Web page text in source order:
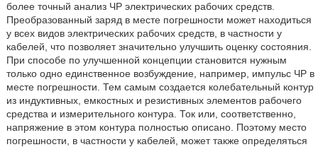
более точный анализ ЧР электрических рабочих средств.
Преобразованный заряд в месте погрешности может находиться
у всех видов электрических рабочих средств, в частности у
кабелей, что позволяет значительно улучшить оценку состояния.
При способе по улучшенной концепции становится нужным
только одно единственное возбуждение, например, импульс ЧР в
месте погрешности. Тем самым создается колебательный контур
из индуктивных, емкостных и резистивных элементов рабочего
средства и измерительного контура. Ток или, соответственно,
напряжение в этом контура полностью описано. Поэтому место
погрешности, в частности у кабелей, может также определяться